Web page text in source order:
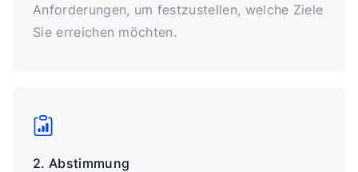
Anforderungen, um festzustellen, welche Ziele
Sie erreichen möchten.
2. Abstimmung